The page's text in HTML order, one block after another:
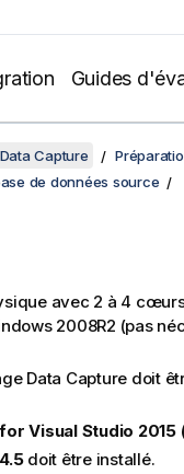
Guides
Capture
de données source
avec 2 à 4
2008R2 (pas
Data Capture doit
Visual Studio 2015
doit être installé.